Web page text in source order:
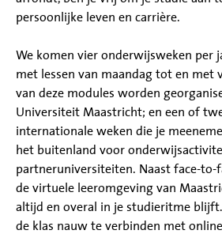
persoonlijke leven en carrière.
We komen vier onderwijsweken per
met lessen van maandag tot en met
van deze modules worden
Universiteit Maastricht; en een of
internationale weken die je
het buitenland voor
partneruniversiteiten. Naast face-to-
de virtuele leeromgeving van
altijd en overal in je studieritme blijft.
de klas nauw te verbinden met